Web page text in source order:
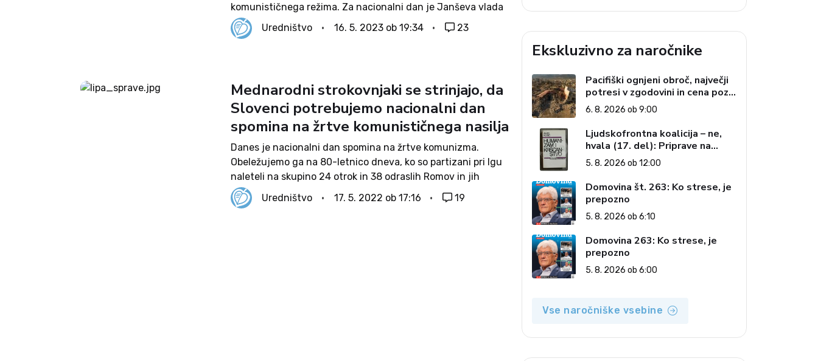
komunističnega režima. Za nacionalni dan je Janševa vlada
določila 17. maj, kar pomeni, da je bil lani prvič in zadnjič
zaznamovan. Letošnjega zaznamovanja ne bo, saj...
Uredništvo 16. 5. 2023 ob 19:34 23
Mednarodni strokovnjaki se strinjajo, da
Slovenci potrebujemo nacionalni dan
spomina na žrtve komunističnega nasilja
Danes je nacionalni dan spomina na žrtve komunizma.
Obeležujemo ga na 80-letnico dneva, ko so partizani pri Igu
naleteli na skupino 24 otrok in 38 odraslih Romov in jih
hladnokrvno ubili. To je bil prvi od mnogih množičnih
pomorov v...
Uredništvo 17. 5. 2022 ob 17:16 19
Ekskluzivno za naročnike
Pacifiški ognjeni obroč, največji
potresi v zgodovini in cena poza
be
6. 8. 2026 ob 9:00
Ljudskofrontna koalicija – ne,
hvala (17. del): Priprave na
sestop z oblasti – dvorska
opozicija 6: Gramsci na delu:
Revija 2000 in revolucionarna
izvotlitev krščanstva
5. 8. 2026 ob 12:00
Domovina št. 263: Ko strese, je
prepozno
5. 8. 2026 ob 6:10
Domovina 263: Ko strese, je
prepozno
5. 8. 2026 ob 6:00
Vse naročniške vsebine